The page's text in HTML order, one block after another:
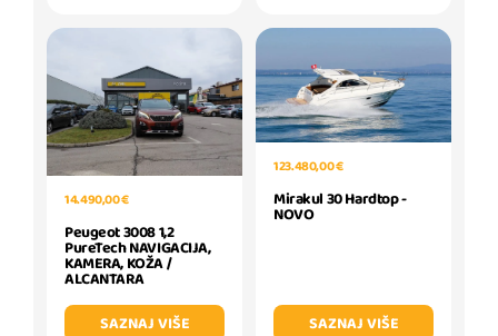
14.490,00 €
Peugeot 3008 1,2
PureTech NAVIGACIJA,
KAMERA, KOŽA /
ALCANTARA
SAZNAJ VIŠE
123.480,00 €
Mirakul 30 Hardtop -
NOVO
SAZNAJ VIŠE